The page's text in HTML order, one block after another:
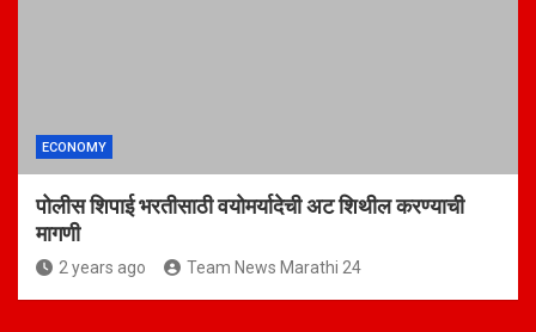
ECONOMY
पोलीस शिपाई भरतीसाठी वयोमर्यादेची अट शिथील करण्याची
मागणी
2 years ago Team News Marathi 24